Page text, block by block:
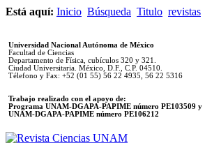
Está aquí: Inicio Búsqueda Titulo revistas
Universidad Nacional Autónoma de México
Facultad de Ciencias
Departamento de Física, cubículos 320 y 321.
Ciudad Universitaria. México, D.F., C.P. 04510.
Télefono y Fax: +52 (01 55) 56 22 4935, 56 22 5316
Trabajo realizado con el apoyo de:
Programa UNAM-DGAPA-PAPIME número PE103509 y
UNAM-DGAPA-PAPIME número PE106212